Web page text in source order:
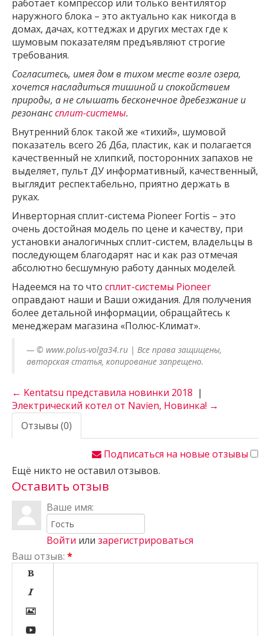
работает компрессор или только вентилятор
наружного блока – это актуально как никогда в
домах, дачах, коттеджах и других местах где к
шумовым показателям предъявляют строгие
требования.
Согласитесь, имея дом в тихом месте возле озера,
хочется насладиться тишиной и спокойствием
природы, а не слышать бесконечное дребезжание и
резонанссплит-системы.
Внутренний блок такой же «тихий», шумовой
показатель всего 26 Дба, пластик, как и полагается
качественный не хлипкий, посторонних запахов не
выделяет, пульт ДУ информативный, качественный,
выглядит респектабельно, приятно держать в
руках.
Инверторная сплит-система Pioneer Fortis – это
очень достойная модель по цене и качеству, при
установки аналогичных сплит-систем, владельцы в
последующем благодарят нас и как раз отмечая
абсолютно бесшумную работу данных моделей.
Надеемся на то что сплит-системы Pioneer
оправдают наши и Ваши ожидания. Для получения
более детальной информации, обращайтесь к
менеджерам магазина «Полюс-Климат».
© www.polus-volga34.ru | Все права защищены,
авторская статья, копирование запрещено.
← Kentatsu представила новинки 2018 |
Электрический котел от Navien, Новинка! →
Отзывы (0)
Подписаться на новые отзывы
Ещё никто не оставил отзывов.
Оставить отзыв
Ваше имя:
Войти или зарегистрироваться
Ваш отзыв: *



